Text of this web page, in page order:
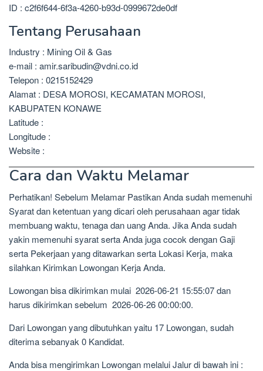
ID : c2f6f644-6f3a-4260-b93d-0999672de0df
Tentang Perusahaan
Industry : Mining Oil & Gas
e-mail : amir.saribudin@vdni.co.id
Telepon : 0215152429
Alamat : DESA MOROSI, KECAMATAN MOROSI,
KABUPATEN KONAWE
Latitude :
Longitude :
Website :
Cara dan Waktu Melamar
Perhatikan! Sebelum Melamar Pastikan Anda sudah memenuhi
Syarat dan ketentuan yang dicari oleh perusahaan agar tidak
membuang waktu, tenaga dan uang Anda. Jika Anda sudah
yakin memenuhi syarat serta Anda juga cocok dengan Gaji
serta Pekerjaan yang ditawarkan serta Lokasi Kerja, maka
silahkan Kirimkan Lowongan Kerja Anda.
Lowongan bisa dikirimkan mulai 2026-06-21 15:55:07 dan
harus dikirimkan sebelum 2026-06-26 00:00:00.
Dari Lowongan yang dibutuhkan yaitu 17 Lowongan, sudah
diterima sebanyak 0 Kandidat.
Anda bisa mengirimkan Lowongan melalui Jalur di bawah ini :